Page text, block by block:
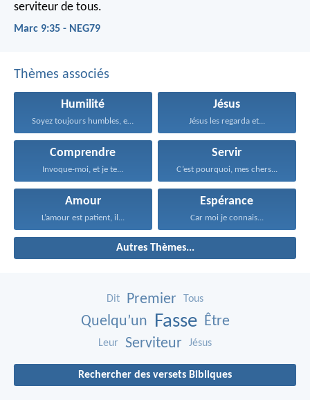
serviteur de tous.
Marc 9:35 - NEG79
Thèmes associés
Humilité
Soyez toujours humbles, empreints...
Jésus
Jésus les regarda et...
Comprendre
Invoque-moi, et je te...
Servir
C’est pourquoi, mes chers...
Amour
L’amour est patient, il...
Espérance
Car moi je connais...
Autres Thèmes...
Dit Premier Tous
Quelqu’un Fasse Être
Leur Serviteur Jésus
Rechercher des versets Bibliques